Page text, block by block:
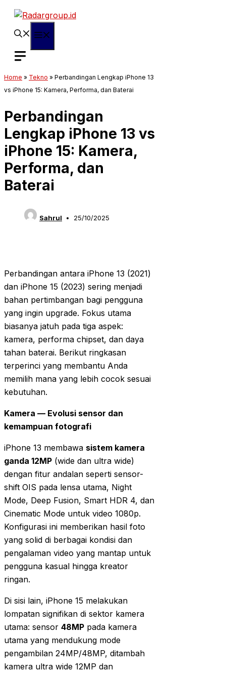
Langsung
Home » Tekno » Perbandingan Lengkap iPhone 13
vs iPhone 15: Kamera, Performa, dan Baterai
Perbandingan
Lengkap iPhone 13 vs
iPhone 15: Kamera,
Performa, dan
Baterai
Sahrul 25/10/2025
Perbandingan antara iPhone 13 (2021)
dan iPhone 15 (2023) sering menjadi
bahan pertimbangan bagi pengguna
yang ingin upgrade. Fokus utama
biasanya jatuh pada tiga aspek:
kamera, performa chipset, dan daya
tahan baterai. Berikut ringkasan
terperinci yang membantu Anda
memilih mana yang lebih cocok sesuai
kebutuhan.
Kamera — Evolusi sensor dan
kemampuan fotografi
iPhone 13 membawa sistem kamera
ganda 12MP (wide dan ultra wide)
dengan fitur andalan seperti sensor-
shift OIS pada lensa utama, Night
Mode, Deep Fusion, Smart HDR 4, dan
Cinematic Mode untuk video 1080p.
Konfigurasi ini memberikan hasil foto
yang solid di berbagai kondisi dan
pengalaman video yang mantap untuk
pengguna kasual hingga kreator
ringan.
Di sisi lain, iPhone 15 melakukan
lompatan signifikan di sektor kamera
utama: sensor 48MP pada kamera
utama yang mendukung mode
pengambilan 24MP/48MP, ditambah
kamera ultra wide 12MP dan